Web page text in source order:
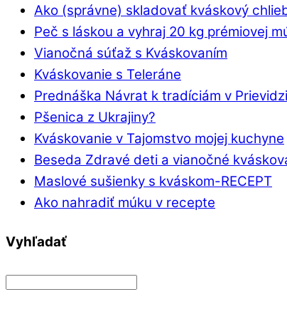
Ako (správne) skladovať kváskový
Peč s láskou a vyhraj 20 kg prémiovej
Vianočná súťaž s Kváskovaním
Kváskovanie s Teleráne
Prednáška Návrat k tradíciám v Prievidzi
Pšenica z Ukrajiny?
Kváskovanie v Tajomstvo mojej kuchyne
Beseda Zdravé deti a vianočné
Maslové sušienky s kváskom-RECEPT
Ako nahradiť múku v recepte
Vyhľadať